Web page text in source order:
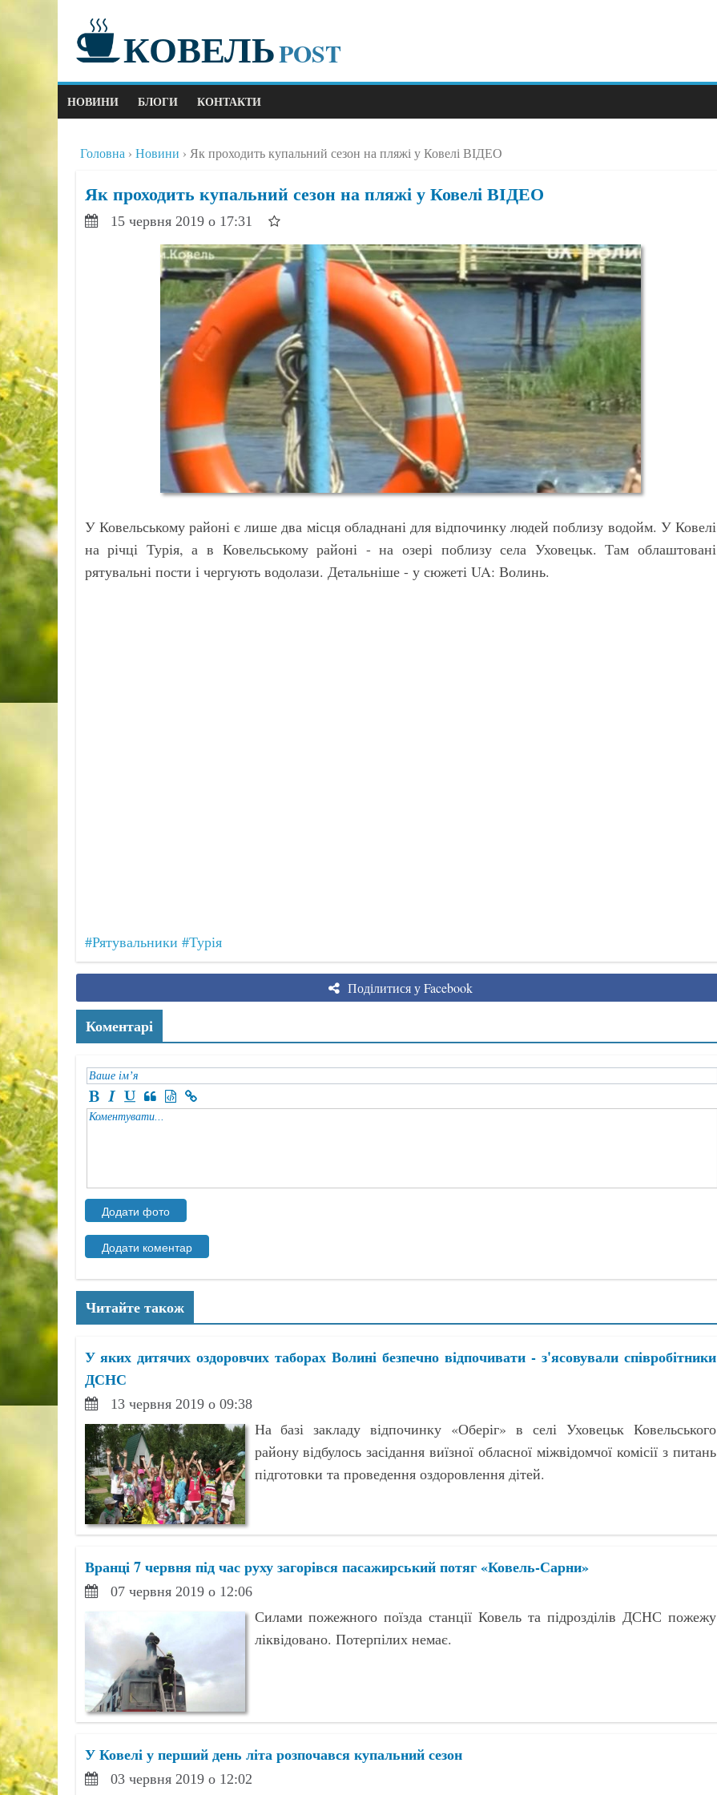
КОВЕЛЬPOST
НОВИНИ БЛОГИ КОНТАКТИ
Головна Новини Як проходить купальний сезон на пляжі у Ковелі ВІДЕО
Як проходить купальний сезон на пляжі у Ковелі ВІДЕО
15 червня 2019 о 17:31
У Ковельському районі є лише два місця обладнані для відпочинку людей поблизу водойм. У Ковелі
на річці Турія, а в Ковельському районі - на озері поблизу села Уховецьк. Там облаштовані
рятувальні пости і чергують водолази. Детальніше - у сюжеті UA: Волинь.
#Рятувальники #Турія
Поділитися у Facebook
Коментарі
Читайте також
У яких дитячих оздоровчих таборах Волині безпечно відпочивати - з'ясовували співробітники
ДСНС
13 червня 2019 о 09:38
На базі закладу відпочинку «Оберіг» в селі Уховецьк Ковельського
району відбулось засідання виїзної обласної міжвідомчої комісії з питань
підготовки та проведення оздоровлення дітей.
Вранці 7 червня під час руху загорівся пасажирський потяг «Ковель-Сарни»
07 червня 2019 о 12:06
Силами пожежного поїзда станції Ковель та підрозділів ДСНС пожежу
ліквідовано. Потерпілих немає.
У Ковелі у перший день літа розпочався купальний сезон
03 червня 2019 о 12:02